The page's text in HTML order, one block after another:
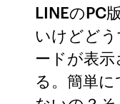
LINEのPC
いけどど
ードが表
る。簡単